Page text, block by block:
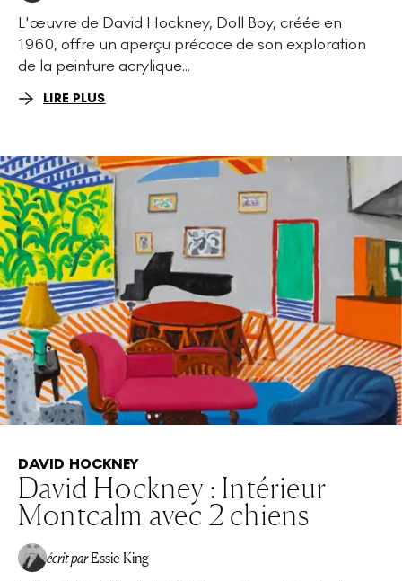
L'œuvre de David Hockney, Doll Boy, créée en
1960, offre un aperçu précoce de son exploration
de la peinture acrylique...
LIRE PLUS
DAVID HOCKNEY
David Hockney : Intérieur
Montcalm avec 2 chiens
écrit par Essie King